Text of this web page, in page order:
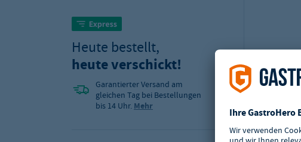
Heute bestellt,
heute verschickt!
Garantierter Versand am
gleichen Tag bei Bestellungen
bis 14 Uhr. Mehr